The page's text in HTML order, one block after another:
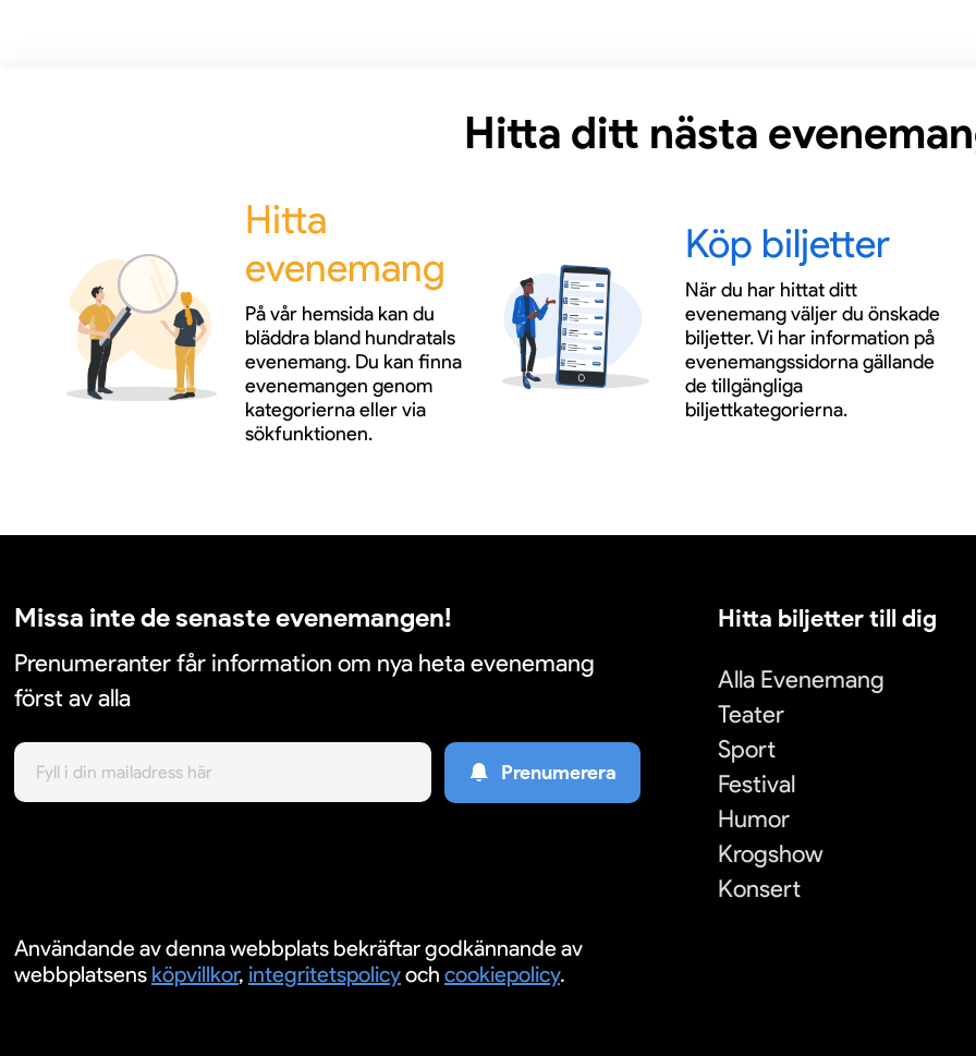
Hitta ditt nästa
Hitta
evenemang
På vår hemsida kan du
bläddra bland hundratals
evenemang. Du kan finna
evenemangen genom
kategorierna eller via
sökfunktionen.
Köp biljetter
När du har hittat ditt
evenemang väljer du önskade
biljetter. Vi har information på
evenemangssidorna gällande
de tillgängliga
biljettkategorierna.
Missa inte de senaste evenemangen!
Prenumeranter får information om nya heta evenemang
först av alla
Prenumerera
Användande av denna webbplats bekräftar godkännande av
webbplatsens köpvillkor, integritetspolicyoch cookiepolicy.
Hitta biljetter till dig
Alla Evenemang
Teater
Sport
Festival
Humor
Krogshow
Konsert